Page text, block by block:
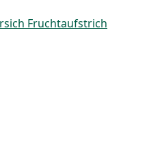
Fruchtaufstrich